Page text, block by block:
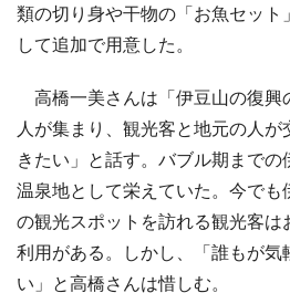
類の切り身や干物の「お魚セット
して追加で用意した。
高橋一美さんは「伊豆山の復興
人が集まり、観光客と地元の人
きたい」と話す。バブル期まで
温泉地として栄えていた。今で
の観光スポットを訪れる観光客
利用がある。しかし、「誰もが気
い」と高橋さんは惜しむ。